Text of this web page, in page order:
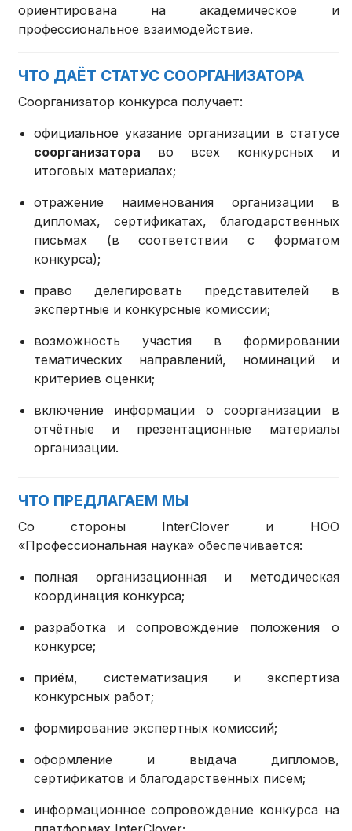
ориентирована на академическое и
профессиональное взаимодействие.
ЧТО ДАЁТ СТАТУС СООРГАНИЗАТОРА
Соорганизатор конкурса получает:
официальное указание организации в статусе
соорганизатора во всех конкурсных и
итоговых материалах;
отражение наименования организации в
дипломах, сертификатах, благодарственных
письмах (в соответствии с форматом
конкурса);
право делегировать представителей в
экспертные и конкурсные комиссии;
возможность участия в формировании
тематических направлений, номинаций и
критериев оценки;
включение информации о соорганизации в
отчётные и презентационные материалы
организации.
ЧТО ПРЕДЛАГАЕМ МЫ
Со стороны InterClover и НОО
«Профессиональная наука» обеспечивается:
полная организационная и методическая
координация конкурса;
разработка и сопровождение положения о
конкурсе;
приём, систематизация и экспертиза
конкурсных работ;
формирование экспертных комиссий;
оформление и выдача дипломов,
сертификатов и благодарственных писем;
информационное сопровождение конкурса на